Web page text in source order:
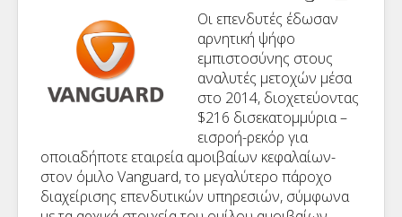
Οι επενδυτές έδωσαν
αρνητική ψήφο
εμπιστοσύνης στους
αναλυτές μετοχών μέσα
στο 2014, διοχετεύοντας
$216 δισεκατομμύρια –
εισροή-ρεκόρ για
οποιαδήποτε εταιρεία αμοιβαίων κεφαλαίων-
στον όμιλο Vanguard, το μεγαλύτερο πάροχο
διαχείρισης επενδυτικών υπηρεσιών, σύμφωνα